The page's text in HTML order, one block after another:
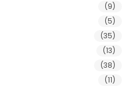
(9)
(5)
(35)
(13)
(38)
(11)